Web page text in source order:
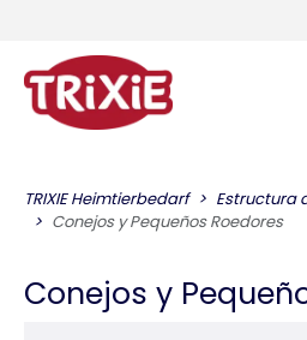
TRIXIE Heimtierbedarf
Estructura
Conejos y Pequeños Roedores
Conejos y